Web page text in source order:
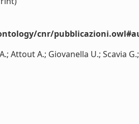
cnr/
Attout A.; Giovanella U.; Scavia